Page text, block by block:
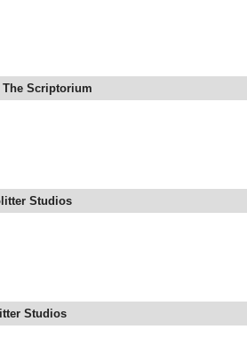
The Scriptorium
Studios
Studios